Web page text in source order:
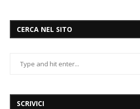
CERCA NEL SITO
SCRIVICI